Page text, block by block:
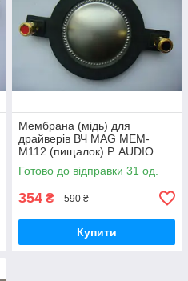
Мембрана (мідь) для
драйверів ВЧ MAG MEM-
M112 (пищалок) P. AUDIO
BM-D440 D450
Готово до відправки 31 од.
354 ₴ 590 ₴
Купити